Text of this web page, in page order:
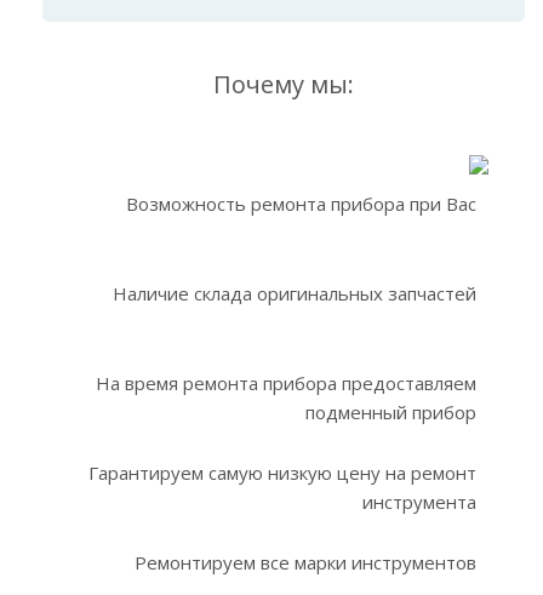
Почему мы:
Возможность ремонта прибора при Вас
Наличие склада оригинальных запчастей
На время ремонта прибора предоставляем
подменный прибор
Гарантируем самую низкую цену на ремонт
инструмента
Ремонтируем все марки инструментов